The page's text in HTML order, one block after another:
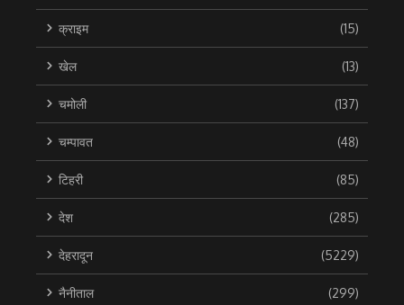
क्राइम (15)
खेल (13)
चमोली (137)
चम्पावत (48)
टिहरी (85)
देश (285)
देहरादून (5229)
नैनीताल (299)